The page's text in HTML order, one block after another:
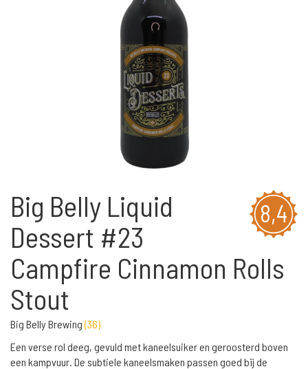
8,4
Big Belly Liquid
Dessert #23
Campfire Cinnamon Rolls
Stout
Big Belly Brewing(36)
Een verse rol deeg, gevuld met kaneelsuiker en geroosterd boven
een kampvuur. De subtiele kaneelsmaken passen goed bij de